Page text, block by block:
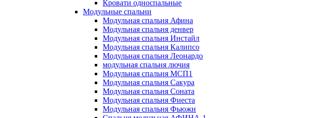
Кровати односпальные
Модульные спальни
Модульная спальня Афина
Модульная спальня денвер
Модульная спальня Инстайл
Модульная спальня Калипсо
Модульная спальня Леонардо
модульная спальня лючия
Модульная спальня МСП1
Модульная спальня Сакура
Модульная спальня Соната
Модульная спальня Фиеста
Модульная спальня Фьюжн